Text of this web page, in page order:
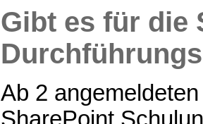
Gibt es für die
Ab 2
SharePoint